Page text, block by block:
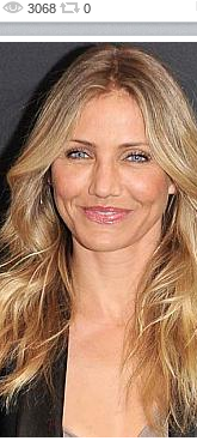
3068 0